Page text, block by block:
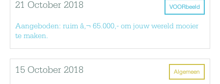
VOORbeeld
21 October 2018
Aangeboden: ruim â‚¬ 65.000,- om jouw wereld mooier
te maken.
Algemeen
15 October 2018